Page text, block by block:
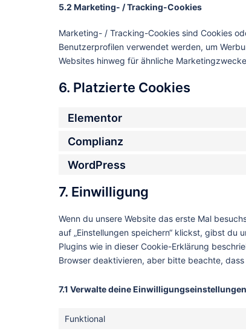
5.2 Marketing- / Tracking-Cookies
Marketing- / Tracking-Cookies sind Cookies
Benutzerprofilen verwendet werden, um
Websites hinweg für ähnliche
6. Platzierte Cookies
Elementor
Complianz
WordPress
7. Einwilligung
Wenn du unsere Website das erste Mal
auf „Einstellungen speichern“ klickst, gibst du
Plugins wie in dieser Cookie-Erklärung
Browser deaktivieren, aber bitte beachte,
7.1 Verwalte deine Einwilligungseinstellungen
Funktional